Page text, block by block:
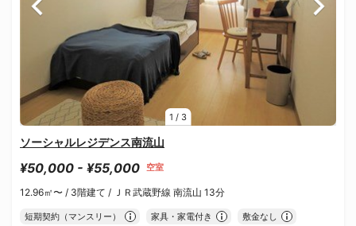
1 / 3
ソーシャルレジデンス南流山
¥50,000 - ¥55,000 空室
12.96㎡〜 / 3階建て / ＪＲ武蔵野線 南流山 13分
短期契約（マンスリー） 家具・家電付き 敷金なし